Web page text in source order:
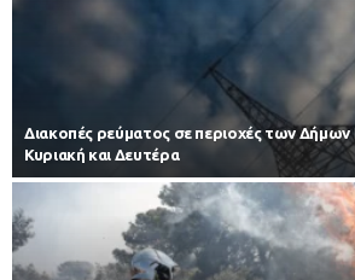
Διακοπές ρεύματος σε περιοχές των
Κυριακή και Δευτέρα